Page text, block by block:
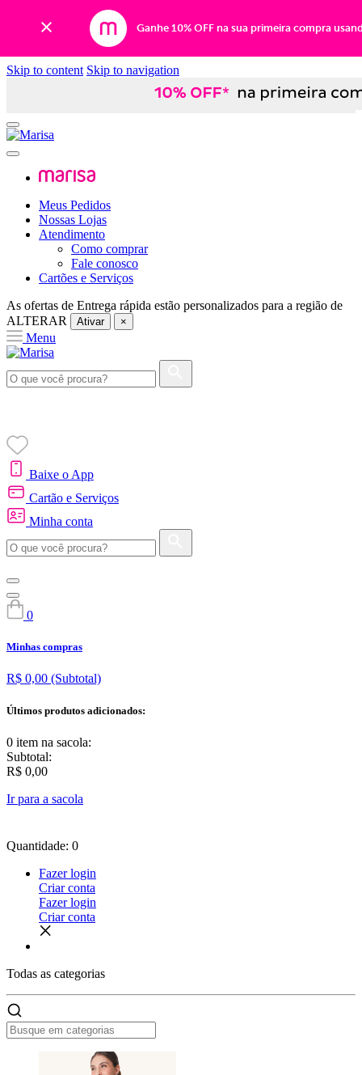
Ganhe 10% OFF na sua primeira compra
Skip to content Skip to navigation
Meus Pedidos
Nossas Lojas
Atendimento
Como comprar
Fale conosco
Cartões e Serviços
As ofertas de Entrega rápida estão personalizados para a região de
ALTERAR
Ativar ×
Menu
Baixe o App
Cartão e Serviços
Minha conta
0
Minhas compras
R$ 0,00 (Subtotal)
Últimos produtos adicionados:
0 item na sacola:
Subtotal:
R$ 0,00
Ir para a sacola
Quantidade: 0
Fazer login
Criar conta
Fazer login
Criar conta
Todas as categorias